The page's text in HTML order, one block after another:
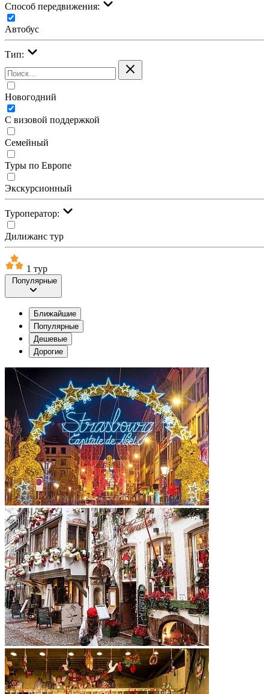
Cпособ передвижения:
Автобус
Тип:
Новогодний
С визовой поддержкой
Семейный
Туры по Европе
Экскурсионный
Туроператор:
Дилижанс тур
1 тур
Популярные
Ближайшие
Популярные
Дешевые
Дорогие